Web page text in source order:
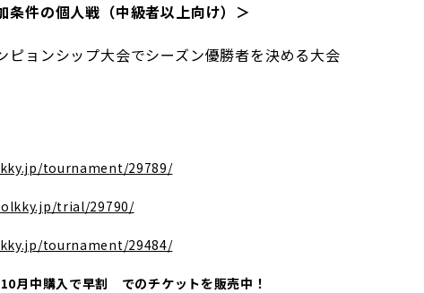
条件の個人戦 （中級者以上向け） ＞
ョンシップ大会でシーズン優勝者を決める大会
tournament/29789/
trial/29790/
tournament/29484/
月中購入で早割 でのチケットを販売中！